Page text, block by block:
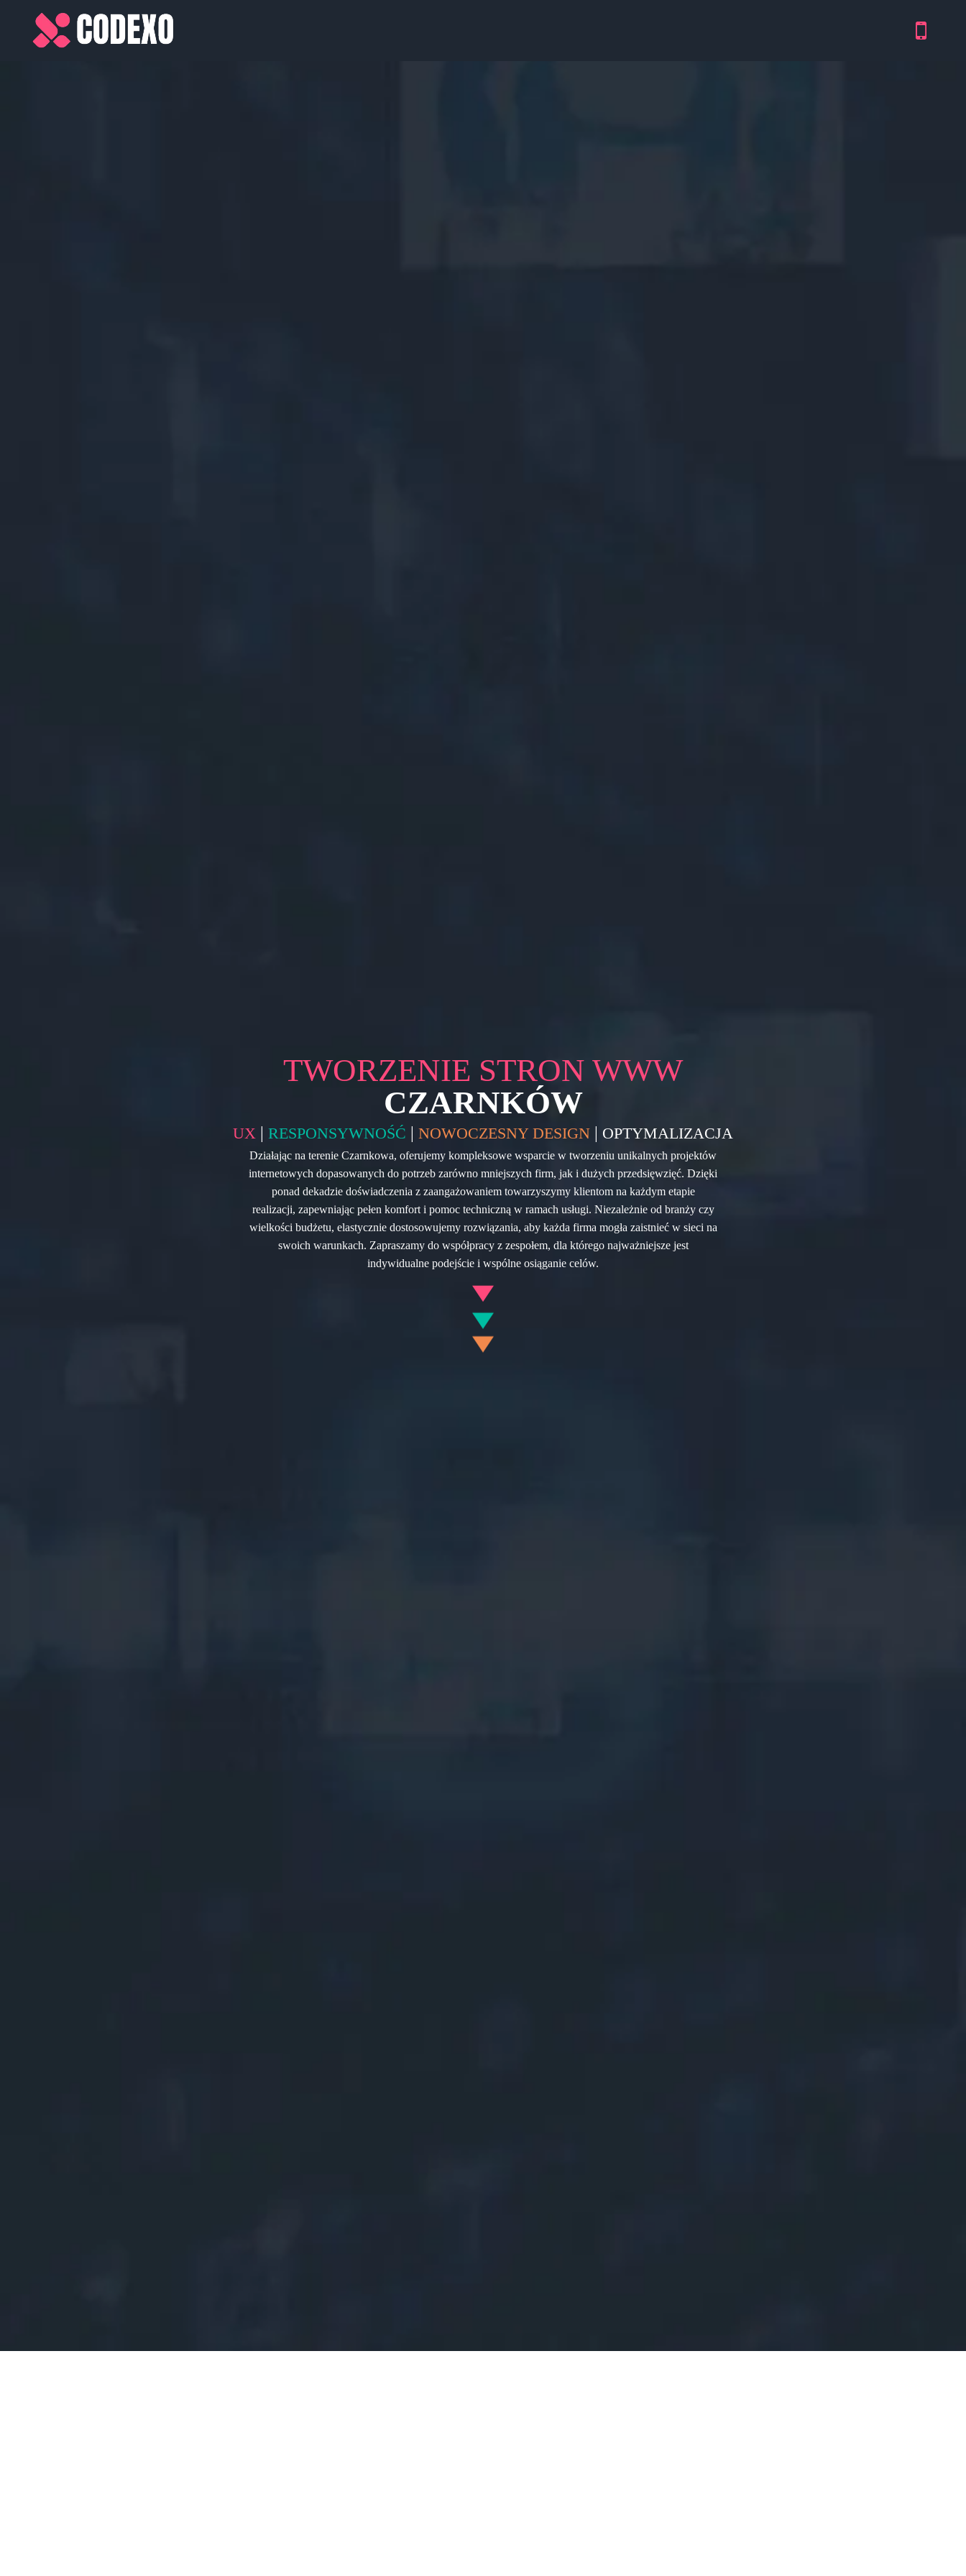
TWORZENIE STRON WWW
CZARNKÓW
UX | RESPONSYWNOŚĆ | NOWOCZESNY DESIGN | OPTYMALIZACJA
Działając na terenie Czarnkowa, oferujemy kompleksowe wsparcie w tworzeniu unikalnych projektów
internetowych dopasowanych do potrzeb zarówno mniejszych firm, jak i dużych przedsięwzięć. Dzięki
ponad dekadzie doświadczenia z zaangażowaniem towarzyszymy klientom na każdym etapie
realizacji, zapewniając pełen komfort i pomoc techniczną w ramach usługi. Niezależnie od branży czy
wielkości budżetu, elastycznie dostosowujemy rozwiązania, aby każda firma mogła zaistnieć w sieci na
swoich warunkach. Zapraszamy do współpracy z zespołem, dla którego najważniejsze jest
indywidualne podejście i wspólne osiąganie celów.